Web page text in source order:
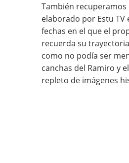
También
elaborado por Estu TV
fechas en el que el
recuerda su
como no podía ser
canchas del Ramiro y
repleto de imágenes